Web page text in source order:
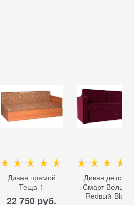
Диван прямой
Теща-1
22 750 руб.
Диван детский
Смарт Вельвет
Redвый-Black